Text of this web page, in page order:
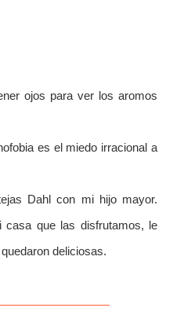
ojos para ver los aromos
es el miedo irracional a
Dahl con mi hijo mayor.
que las disfrutamos, le
deliciosas.